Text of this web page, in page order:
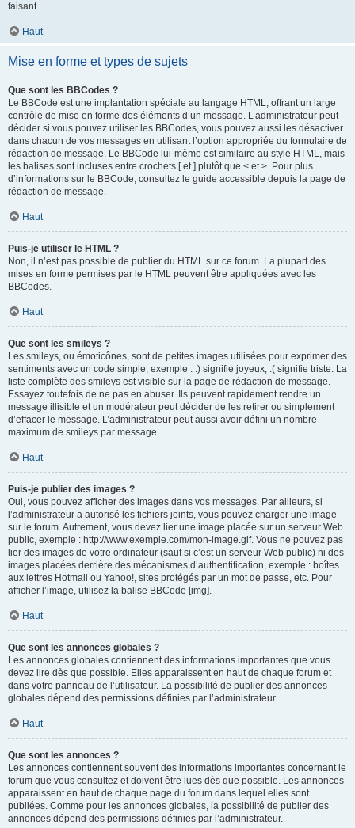
faisant.
Haut
Mise en forme et types de sujets
Que sont les BBCodes ?
Le BBCode est une implantation spéciale au langage HTML, offrant un large
contrôle de mise en forme des éléments d’un message. L’administrateur peut
décider si vous pouvez utiliser les BBCodes, vous pouvez aussi les désactiver
dans chacun de vos messages en utilisant l’option appropriée du formulaire de
rédaction de message. Le BBCode lui-même est similaire au style HTML, mais
les balises sont incluses entre crochets [ et ] plutôt que < et >. Pour plus
d’informations sur le BBCode, consultez le guide accessible depuis la page de
rédaction de message.
Haut
Puis-je utiliser le HTML ?
Non, il n’est pas possible de publier du HTML sur ce forum. La plupart des
mises en forme permises par le HTML peuvent être appliquées avec les
BBCodes.
Haut
Que sont les smileys ?
Les smileys, ou émoticônes, sont de petites images utilisées pour exprimer des
sentiments avec un code simple, exemple : :) signifie joyeux, :( signifie triste. La
liste complète des smileys est visible sur la page de rédaction de message.
Essayez toutefois de ne pas en abuser. Ils peuvent rapidement rendre un
message illisible et un modérateur peut décider de les retirer ou simplement
d’effacer le message. L’administrateur peut aussi avoir défini un nombre
maximum de smileys par message.
Haut
Puis-je publier des images ?
Oui, vous pouvez afficher des images dans vos messages. Par ailleurs, si
l’administrateur a autorisé les fichiers joints, vous pouvez charger une image
sur le forum. Autrement, vous devez lier une image placée sur un serveur Web
public, exemple : http://www.exemple.com/mon-image.gif. Vous ne pouvez pas
lier des images de votre ordinateur (sauf si c’est un serveur Web public) ni des
images placées derrière des mécanismes d’authentification, exemple : boîtes
aux lettres Hotmail ou Yahoo!, sites protégés par un mot de passe, etc. Pour
afficher l’image, utilisez la balise BBCode [img].
Haut
Que sont les annonces globales ?
Les annonces globales contiennent des informations importantes que vous
devez lire dès que possible. Elles apparaissent en haut de chaque forum et
dans votre panneau de l’utilisateur. La possibilité de publier des annonces
globales dépend des permissions définies par l’administrateur.
Haut
Que sont les annonces ?
Les annonces contiennent souvent des informations importantes concernant le
forum que vous consultez et doivent être lues dès que possible. Les annonces
apparaissent en haut de chaque page du forum dans lequel elles sont
publiées. Comme pour les annonces globales, la possibilité de publier des
annonces dépend des permissions définies par l’administrateur.